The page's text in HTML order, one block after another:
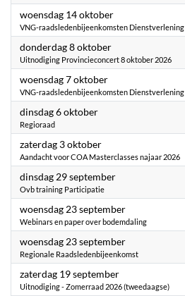
woensdag 14 oktober2026
VNG-raadsledenbijeenkomsten Dienstverlening
donderdag 8 oktober2026
Uitnodiging Provincieconcert 8 oktober 2026
woensdag 7 oktober2026
VNG-raadsledenbijeenkomsten Dienstverlening
dinsdag 6 oktober2026
Regioraad
zaterdag 3 oktober2026
Aandacht voor COA Masterclasses najaar 2026
dinsdag 29 september2026
Ovb training Participatie
woensdag 23 september2026
Webinars en paper over bodemdaling
woensdag 23 september2026
Regionale Raadsledenbijeenkomst
zaterdag 19 september2026
Uitnodiging - Zomerraad 2026 (tweedaagse)